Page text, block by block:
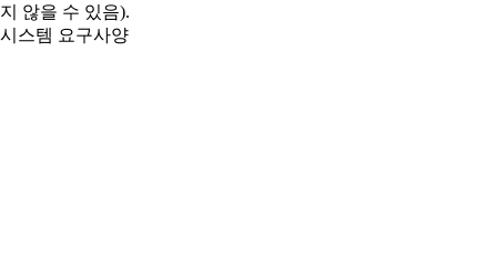
지 않을 수 있음).
시스템 요구사양